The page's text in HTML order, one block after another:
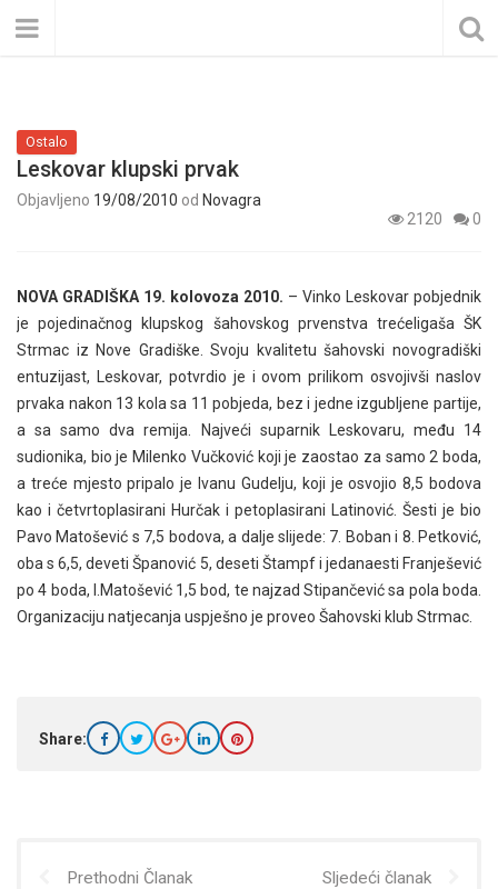
Ostalo
Leskovar klupski prvak
Objavljeno 19/08/2010 od Novagra
2120
0
NOVA GRADIŠKA 19. kolovoza 2010. – Vinko Leskovar pobjednik
je pojedinačnog klupskog šahovskog prvenstva trećeligaša ŠK
Strmac iz Nove Gradiške. Svoju kvalitetu šahovski novogradiški
entuzijast, Leskovar, potvrdio je i ovom prilikom osvojivši naslov
prvaka nakon 13 kola sa 11 pobjeda, bez i jedne izgubljene partije,
a sa samo dva remija. Najveći suparnik Leskovaru, među 14
sudionika, bio je Milenko Vučković koji je zaostao za samo 2 boda,
a treće mjesto pripalo je Ivanu Gudelju, koji je osvojio 8,5 bodova
kao i četvrtoplasirani Hurčak i petoplasirani Latinović. Šesti je bio
Pavo Matošević s 7,5 bodova, a dalje slijede: 7. Boban i 8. Petković,
oba s 6,5, deveti Španović 5, deseti Štampf i jedanaesti Franješević
po 4 boda, I.Matošević 1,5 bod, te najzad Stipančević sa pola boda.
Organizaciju natjecanja uspješno je proveo Šahovski klub Strmac.
Share:
Prethodni Članak Sljedeći članak